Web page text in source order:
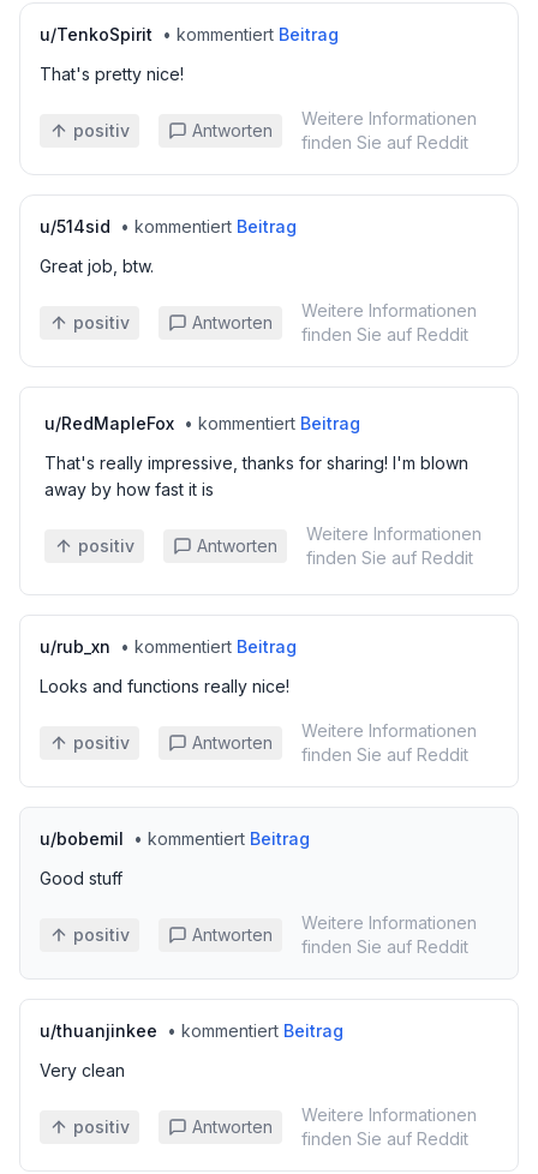
u/TenkoSpirit • kommentiert Beitrag
That's pretty nice!
positiv Antworten
Weitere Informationen
finden Sie auf Reddit
u/514sid • kommentiert Beitrag
Great job, btw.
positiv Antworten
Weitere Informationen
finden Sie auf Reddit
u/RedMapleFox • kommentiert Beitrag
That's really impressive, thanks for sharing! I'm blown
away by how fast it is
positiv Antworten
Weitere Informationen
finden Sie auf Reddit
u/rub_xn • kommentiert Beitrag
Looks and functions really nice!
positiv Antworten
Weitere Informationen
finden Sie auf Reddit
u/bobemil • kommentiert Beitrag
Good stuff
positiv Antworten
Weitere Informationen
finden Sie auf Reddit
u/thuanjinkee • kommentiert Beitrag
Very clean
positiv Antworten
Weitere Informationen
finden Sie auf Reddit